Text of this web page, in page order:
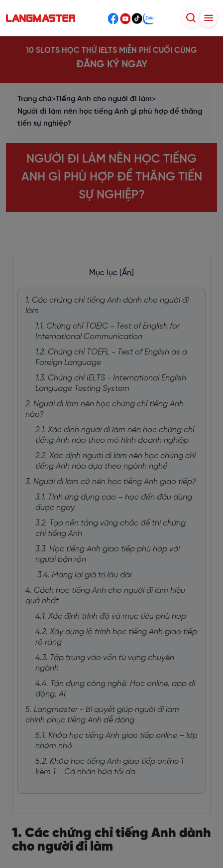
10 SLOTS HỌC THỬ IELTS MIỄN PHÍ CUỐI CÙNG
ĐĂNG KÝ NGAY
Trang chủ>Tiếng Anh cho người đi làm>
Người đi làm nên học tiếng Anh gì phù hợp để thăng
tiến sự nghiệp?
NGƯỜI ĐI LÀM NÊN HỌC TIẾNG
ANH GÌ PHÙ HỢP ĐỂ THĂNG TIẾN
SỰ NGHIỆP?
Mục lục [Ẩn]
1. Các chứng chỉ tiếng Anh dành cho người đi
làm
1.1. Chứng chỉ TOEIC - Test of English for
International Communication
1.2. Chứng chỉ TOEFL - Test of English as a
Foreign Language
1.3. Chứng chỉ IELTS - International English
Language Testing System
2. Người đi làm nên học chứng chỉ tiếng Anh
nào?
2.1. Xác định người đi làm nên học chứng chỉ
tiếng Anh nào theo mô hình doanh nghiệp
2.2. Xác định người đi làm nên học chứng chỉ
tiếng Anh nào dựa theo ngành nghề
3. Người đi làm có nên học tiếng Anh giao tiếp?
3.1. Tính ứng dụng cao – học đến đâu dùng
được ngay
3.2. Tạo nền tảng vững chắc để thi chứng
chỉ tiếng Anh
3.3. Học tiếng Anh giao tiếp phù hợp với
người bận rộn
3.4. Mang lại giá trị lâu dài
4. Cách học tiếng Anh cho người đi làm hiệu
quả nhất
4.1. Xác định trình độ và mục tiêu phù hợp
4.2. Xây dựng lộ trình học tiếng Anh giao tiếp
rõ ràng
4.3. Tập trung vào vốn từ vựng chuyên
ngành
4.4. Tận dụng công nghệ: Học online, app di
động, AI
5. Langmaster - Bí quyết giúp người đi làm
chinh phục tiếng Anh dễ dàng
5.1. Khóa học tiếng Anh giao tiếp online – lớp
nhóm nhỏ
5.2. Khóa học tiếng Anh giao tiếp online 1
kèm 1 – Cá nhân hóa tối đa
1. Các chứng chỉ tiếng Anh dành
cho người đi làm